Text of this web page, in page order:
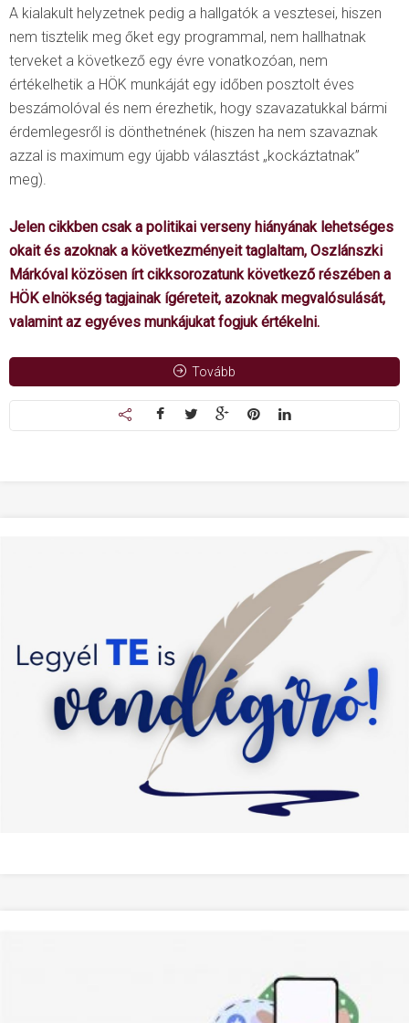
A kialakult helyzetnek pedig a hallgatók a vesztesei, hiszen
nem tisztelik meg őket egy programmal, nem hallhatnak
terveket a következő egy évre vonatkozóan, nem
értékelhetik a HÖK munkáját egy időben posztolt éves
beszámolóval és nem érezhetik, hogy szavazatukkal bármi
érdemlegesről is dönthetnének (hiszen ha nem szavaznak
azzal is maximum egy újabb választást „kockáztatnak”
meg).
Jelen cikkben csak a politikai verseny hiányának lehetséges
okait és azoknak a következményeit taglaltam, Oszlánszki
Márkóval közösen írt cikksorozatunk következő részében a
HÖK elnökség tagjainak ígéreteit, azoknak megvalósulását,
valamint az egyéves munkájukat fogjuk értékelni.
Tovább